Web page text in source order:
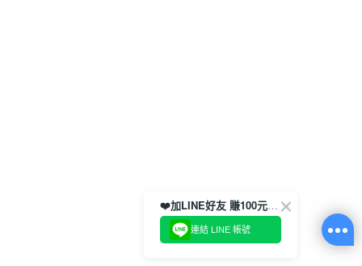
❤️加LINE好友 賺100元券！
連結 LINE 帳號